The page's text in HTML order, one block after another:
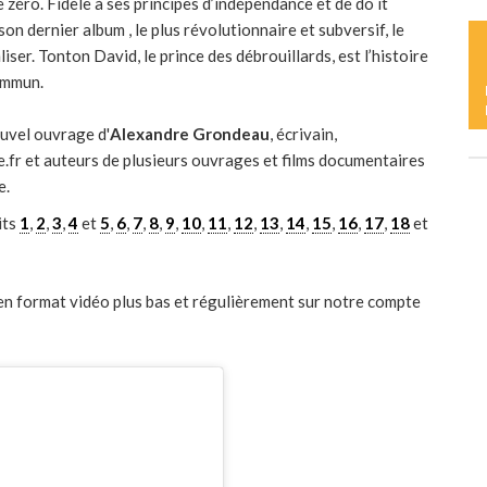
dernier album , le plus révolutionnaire et subversif, le
Tonton David, le prince des débrouillards, est l’histoire
ouvrage d'Alexandre Grondeau, écrivain,
et auteurs de plusieurs ouvrages et films documentaires
1, 2,3,4 et5, 6, 7, 8, 9, 10, 11, 12, 13, 14, 15, 16, 17, 18et
format vidéo plus bas et régulièrement sur notre compte